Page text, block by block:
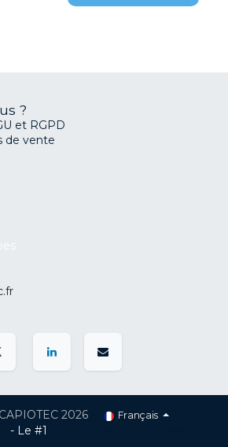
?
et RGPD
de vente
2026 Français
- Le #1